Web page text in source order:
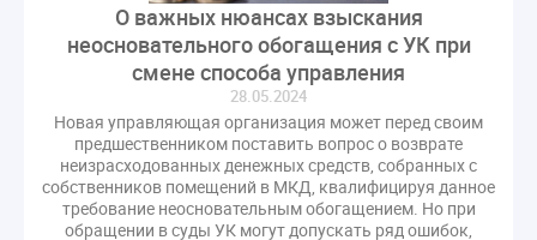
О важных нюансах взыскания
неосновательного обогащения с УК при
смене способа управления
28.05.2024
Новая управляющая организация может перед своим
предшественником поставить вопрос о возврате
неизрасходованных денежных средств, собранных с
собственников помещений в МКД, квалифицируя данное
требование неосновательным обогащением. Но при
обращении в суды УК могут допускать ряд ошибок,